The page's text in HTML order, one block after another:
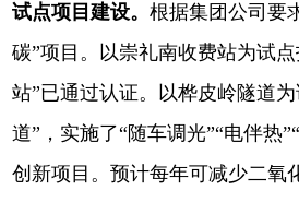
试点项目建设。根据集团公司要
碳”项目。以崇礼南收费站为试
站”已通过认证。以桦皮岭隧道
道”，实施了“随车调光”“电伴热
创新项目。预计每年可减少二氧